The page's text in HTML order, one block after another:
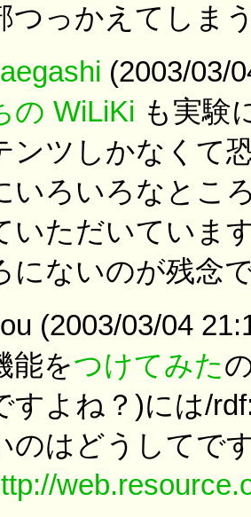
つっかえてしま
(2003/03/
の WiLiKi も実験
ンツしかなくて
いろいろなとこ
いただいていま
にないのが残念
(2003/03/04
能をつけてみた
すよね？)には/
のはどうしてで